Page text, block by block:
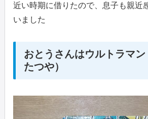
近い時期に借りたので、息子も親近
いました
おとうさんはウルトラマン
たつや）